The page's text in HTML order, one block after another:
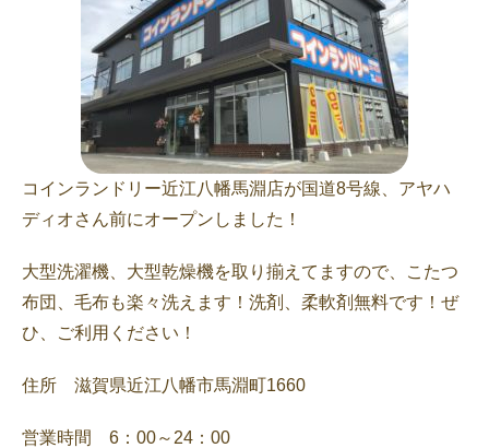
コインランドリー近江八幡馬淵店が国道8号線、アヤハ
ディオさん前にオープンしました！
大型洗濯機、大型乾燥機を取り揃えてますので、こたつ
布団、毛布も楽々洗えます！洗剤、柔軟剤無料です！ぜ
ひ、ご利用ください！
住所 滋賀県近江八幡市馬淵町1660
営業時間 6：00～24：00